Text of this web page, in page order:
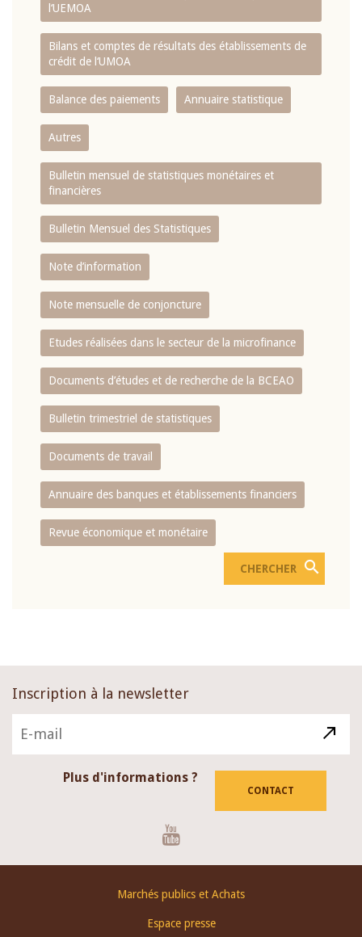
l‘UEMOA
Bilans et comptes de résultats des établissements de
crédit de l‘UMOA
Balance des paiements Annuaire statistique
Autres
Bulletin mensuel de statistiques monétaires et
financières
Bulletin Mensuel des Statistiques
Note d’information
Note mensuelle de conjoncture
Etudes réalisées dans le secteur de la microfinance
Documents d’études et de recherche de la BCEAO
Bulletin trimestriel de statistiques
Documents de travail
Annuaire des banques et établissements financiers
Revue économique et monétaire
Inscription à la newsletter
Plus d'informations ?
CONTACT
Marchés publics et Achats
Espace presse